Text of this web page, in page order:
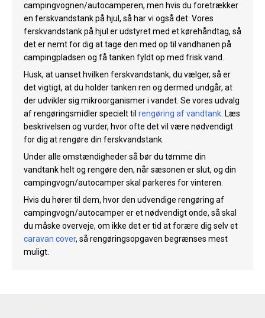
campingvognen/autocamperen, men hvis du foretrækker
en ferskvandstank på hjul, så har vi også det. Vores
ferskvandstank på hjul er udstyret med et kørehåndtag, så
det er nemt for dig at tage den med op til vandhanen på
campingpladsen og få tanken fyldt op med frisk vand.
Husk, at uanset hvilken ferskvandstank, du vælger, så er
det vigtigt, at du holder tanken ren og dermed undgår, at
der udvikler sig mikroorganismer i vandet. Se vores udvalg
af rengøringsmidler specielt til rengøring af vandtank. Læs
beskrivelsen og vurder, hvor ofte det vil være nødvendigt
for dig at rengøre din ferskvandstank.
Under alle omstændigheder så bør du tømme din
vandtank helt og rengøre den, når sæsonen er slut, og din
campingvogn/autocamper skal parkeres for vinteren.
Hvis du hører til dem, hvor den udvendige rengøring af
campingvogn/autocamper er et nødvendigt onde, så skal
du måske overveje, om ikke det er tid at forære dig selv et
caravan cover, så rengøringsopgaven begrænses mest
muligt.